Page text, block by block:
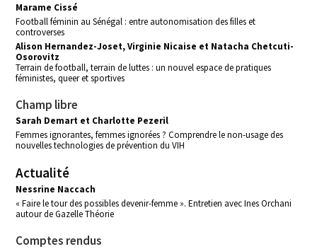
Marame Cissé
Football féminin au Sénégal : entre autonomisation des filles et
controverses
Alison Hernandez-Joset, Virginie Nicaise et Natacha Chetcuti-
Osorovitz
Terrain de football, terrain de luttes : un nouvel espace de pratiques
féministes, queer et sportives
Champ libre
Sarah Demart et Charlotte Pezeril
Femmes ignorantes, femmes ignorées ? Comprendre le non-usage des
nouvelles technologies de prévention du VIH
Actualité
Nessrine Naccach
« Faire le tour des possibles devenir-femme ». Entretien avec Ines Orchani
autour deGazelle Théorie
Comptes rendus